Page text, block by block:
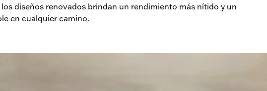
diseños renovados brindan un rendimiento más nítido y un
en cualquier camino.